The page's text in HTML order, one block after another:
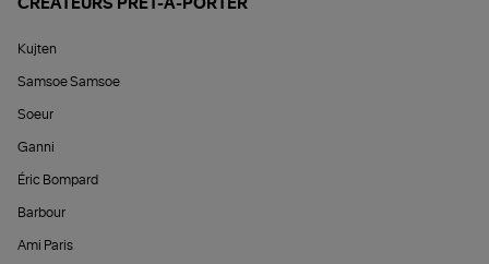
CRÉATEURS PRÊT-À-PORTER
Kujten
Samsoe Samsoe
Soeur
Ganni
Éric Bompard
Barbour
Ami Paris